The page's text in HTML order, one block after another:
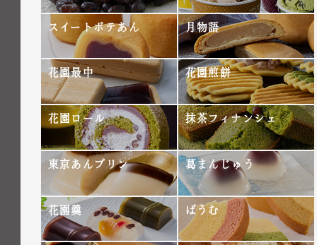
スイートポテあん 月物語
花園最中 花園煎餅
花園ロール 抹茶フィナンシェ
東京あんプリン 葛まんじゅう
花園羹 ばうむ